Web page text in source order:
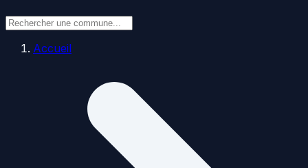
Accueil